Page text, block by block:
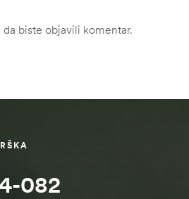
da biste objavili komentar.
082